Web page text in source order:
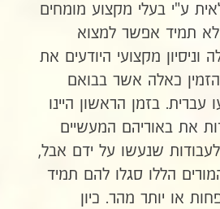
ע"י בעלי מקצוע מומחים
ולא תמיד אפשר למצוא
מקצועי היודעים את
כאלה אשר בבואם
עברית. בזמן הראשון היינו
את באוריהם המעשיים
לעבודות שנעשו על ידם אבל,
הללו סגלו להם תמיד
או יותר מהר. כיון